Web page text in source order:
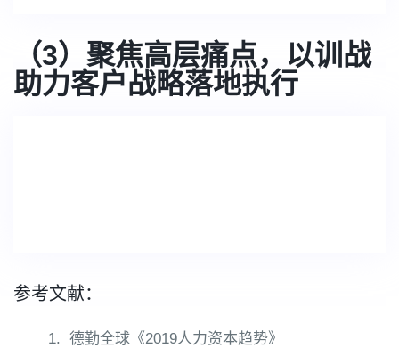
（3）聚焦高层痛点，以训战
助力客户战略落地执行
参考文献：
德勤全球《2019人力资本趋势》